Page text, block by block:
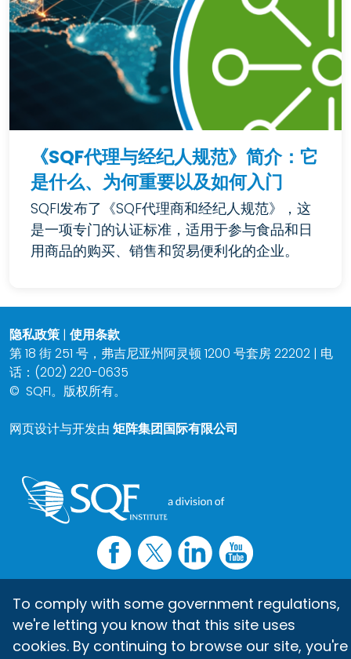
《SQF代理与经纪人规范》简介：它
是什么、为何重要以及如何入门
SQFI发布了《SQF代理商和经纪人规范》，这
是一项专门的认证标准，适用于参与食品和日
用商品的购买、销售和贸易便利化的企业。
隐私政策 | 使用条款
第 18 街 251 号，弗吉尼亚州阿灵顿 1200 号套房 22202 | 电
话：(202) 220-0635
© SQFI。版权所有。
网页设计与开发由 矩阵集团国际有限公司
To comply with some government regulations,
we're letting you know that this site uses
cookies. By continuing to browse our site, you're